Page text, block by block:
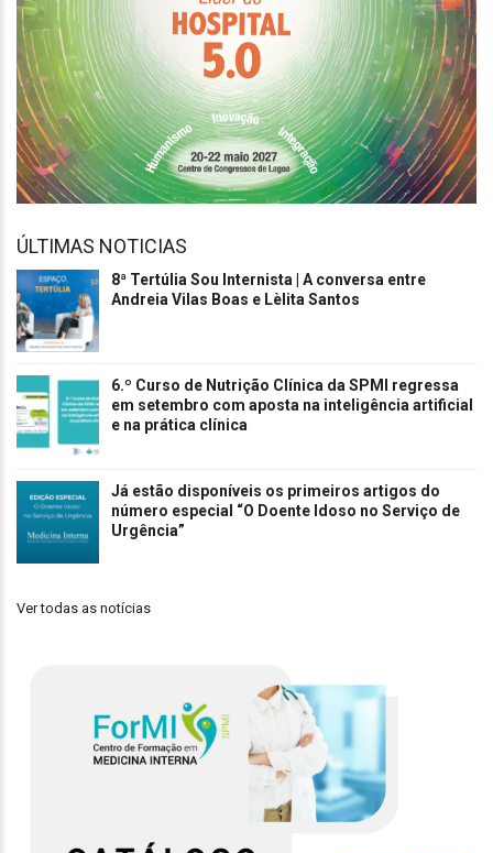
ÚLTIMAS NOTICIAS
8ª Tertúlia Sou Internista | A conversa entre
Andreia Vilas Boas e Lèlita Santos
6.º Curso de Nutrição Clínica da SPMI regressa
em setembro com aposta na inteligência artificial
e na prática clínica
Já estão disponíveis os primeiros artigos do
número especial “O Doente Idoso no Serviço de
Urgência”
Ver todas as notícias